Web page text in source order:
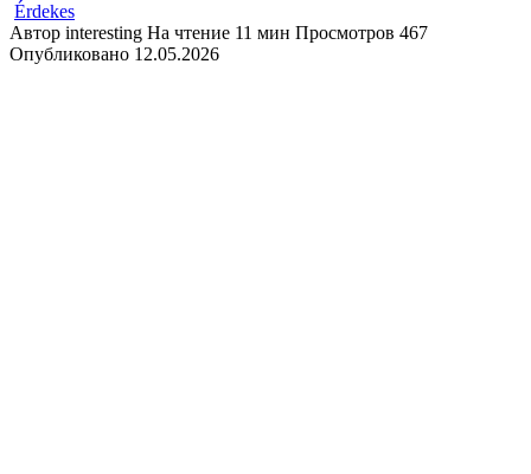
Érdekes
Автор interesting На чтение 11 мин Просмотров 467
Опубликовано 12.05.2026